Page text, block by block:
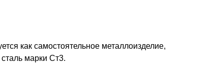
как самостоятельное металлоизделие,
марки Ст3.